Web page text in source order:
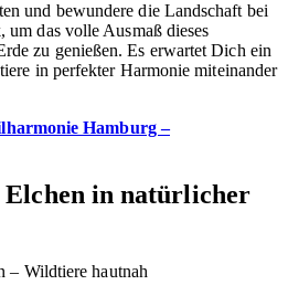
und bewundere die Landschaft bei
das volle Ausmaß dieses
zu genießen. Es erwartet Dich ein
in perfekter Harmonie miteinander
Hamburg –
Elchen in natürlicher